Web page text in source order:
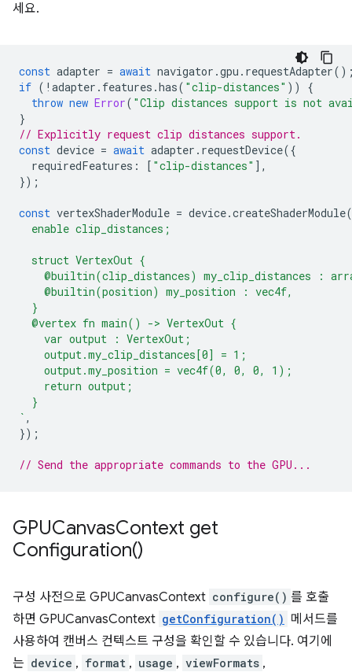
세요.
const adapter = await navigator .gpu . requestAdapter
if ( ! adapter . features .has( "clip-distances" ))
{
throw new Error( "Clip distances support is not
}
// Explicitly request clip distances support.
const device = await adapter . requestDevice({
requiredFeatures : [ "clip-distances" ],
});
const vertexShaderModule = device.createShaderModule
  enable clip_distances;
  struct VertexOut {
@builtin(clip_distances) my_clip_distances :
    @builtin(position) my_position : vec4f,
  }
  @vertex fn main() -> VertexOut {
    var output : VertexOut;
    output.my_clip_distances[0] = 1;
    output.my_position = vec4f(0, 0, 0, 1);
    return output;
  }
` ,
});
// Send the appropriate commands to the GPU...
GPUCanvasContext get
Configuration()
구성 사전으로 GPUCanvasContext configure() 를 호출
하면 GPUCanvasContext getConfiguration() 메서드를
사용하여 캔버스 컨텍스트 구성을 확인할 수 있습니다. 여기에
는 device , format , usage , viewFormats ,